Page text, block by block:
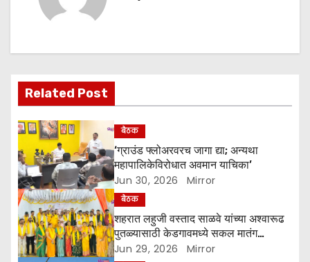
g
a
t
i
o
n
Related Post
बैठक
‘ग्राउंड फ्लोअरवरच जागा द्या; अन्यथा
महापालिकेविरोधात अवमान याचिका’
Jun 30, 2026 Mirror
बैठक
शहरात लहुजी वस्ताद साळवे यांच्या अश्‍वारूढ
पुतळ्यासाठी केडगावमध्ये सकल मातंग
समाजाची एकजुट
Jun 29, 2026 Mirror